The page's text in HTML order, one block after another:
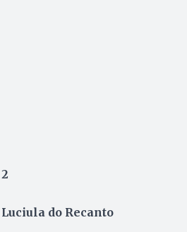
2
Luciula do Recanto